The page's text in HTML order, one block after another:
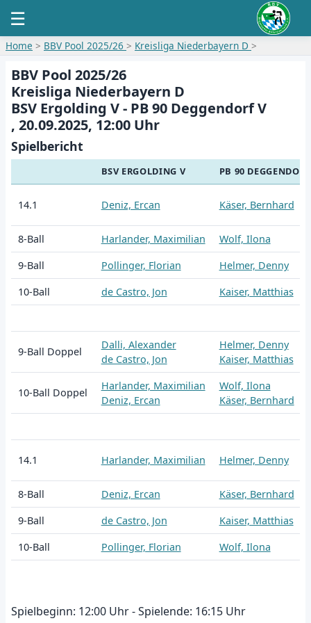
☰
Home > BBV Pool 2025/26 > Kreisliga Niederbayern D >
BBV Pool 2025/26
Kreisliga Niederbayern D
BSV Ergolding V - PB 90 Deggendorf V
, 20.09.2025, 12:00 Uhr
Spielbericht
BSV ERGOLDING V PB 90
14.1 Deniz, Ercan Käser, Bernhard
8-Ball Harlander, Maximilian
Wolf, Ilona
9-Ball
Pollinger, Florian
Helmer, Denny
10-Ball
de Castro, Jon Kaiser, Matthias
9-Ball Doppel
Dalli, Alexander
de Castro, Jon
Helmer, Denny
Kaiser, Matthias
10-Ball Doppel
Harlander, Maximilian
Deniz, Ercan
Wolf, Ilona
Käser, Bernhard
14.1 Harlander, Maximilian Helmer, Denny
8-Ball Deniz, Ercan
Käser, Bernhard
9-Ball
de Castro, Jon
Kaiser, Matthias
10-Ball
Pollinger, Florian Wolf, Ilona
Spielbeginn: 12:00 Uhr - Spielende: 16:15 Uhr